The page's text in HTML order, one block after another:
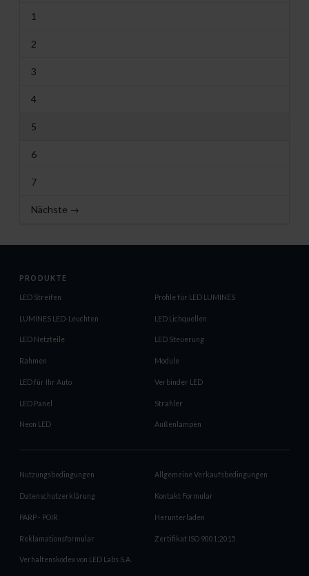
1
2
3
4
5
6
7
Nächste →
PRODUKTE
LED Streifen Profile für LED LUMINES
LUMINES LED-Leuchten LED Lichquellen
LED Netzteile LED Steuerung
Rahmen Module
LED für Ihr Auto Verbinder LED
LED Panel Strahler
Neon LED Außenlampen
Nutzungsbedingungen Allgemeine Verkaufsbedingungen
Datenschutzerklärung Kontakt Formular
PARP - POIR Herunterladen
Reklamationsformular Zertifikat ISO 9001:2015
Verhaltenskodex von LED Labs S.A.